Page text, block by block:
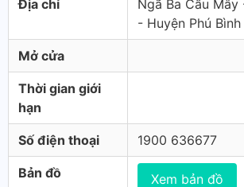
Địa chỉ
Ngã Ba Cầu Mây
- Huyện Phú
Mở cửa
Thời gian giới
hạn
Số điện thoại 1900 636677
Bản đồ Xem bản đồ